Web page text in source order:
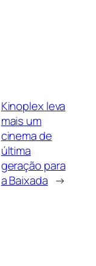
Kinoplex leva
mais um
cinema de
última
geração para
a Baixada →